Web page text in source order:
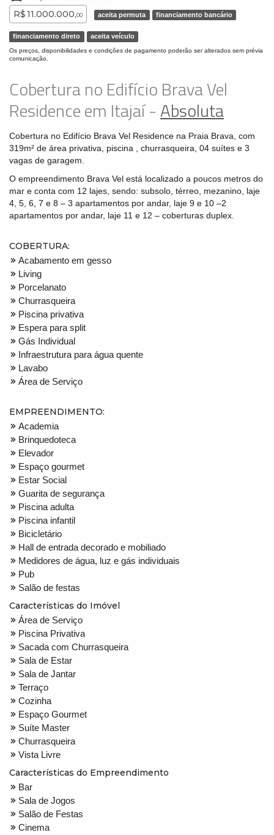
R$ 11.000.000,00 aceita permuta financiamento bancário
financiamento direto aceita veículo
Os preços, disponibilidades e condições de pagamento poderão ser alterados sem prévia
comunicação.
Cobertura no Edifício Brava Vel
Residence em Itajaí -Absoluta
Cobertura no Edifício Brava Vel Residence na Praia Brava, com
319m² de área privativa, piscina , churrasqueira, 04 suítes e 3
vagas de garagem.
O empreendimento Brava Vel está localizado a poucos metros do
mar e conta com 12 lajes, sendo: subsolo, térreo, mezanino, laje
4, 5, 6, 7 e 8 – 3 apartamentos por andar, laje 9 e 10 –2
apartamentos por andar, laje 11 e 12 – coberturas duplex.
COBERTURA:
Acabamento em gesso
Living
Porcelanato
Churrasqueira
Piscina privativa
Espera para split
Gás Individual
Infraestrutura para água quente
Lavabo
Área de Serviço
EMPREENDIMENTO:
Academia
Brinquedoteca
Elevador
Espaço gourmet
Estar Social
Guarita de segurança
Piscina adulta
Piscina infantil
Bicicletário
Hall de entrada decorado e mobiliado
Medidores de água, luz e gás individuais
Pub
Salão de festas
Características do Imóvel
Área de Serviço
Piscina Privativa
Sacada com Churrasqueira
Sala de Estar
Sala de Jantar
Terraço
Cozinha
Espaço Gourmet
Suíte Master
Churrasqueira
Vista Livre
Características do Empreendimento
Bar
Sala de Jogos
Salão de Festas
Cinema